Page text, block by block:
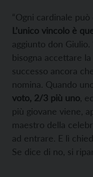
“Ogni cardinale
L’unico vincolo è
aggiunto don
bisogna accettare
successo ancora
nomina. Quando
voto, 2/3 più uno ,
più giovane viene,
maestro della
ad entrare. E lì
Se dice di no, si